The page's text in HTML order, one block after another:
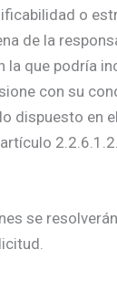
o
de la
la que podría
con su
dispuesto en
se